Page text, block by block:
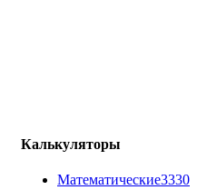
Калькуляторы
Математические3330